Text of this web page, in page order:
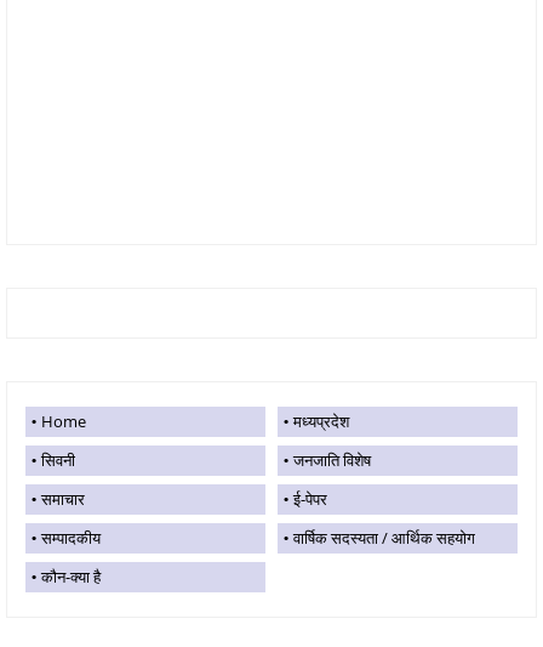
Home
मध्यप्रदेश
सिवनी
जनजाति विशेष
समाचार
ई-पेपर
सम्पादकीय
वार्षिक सदस्यता / आर्थिक सहयोग
कौन-क्या है